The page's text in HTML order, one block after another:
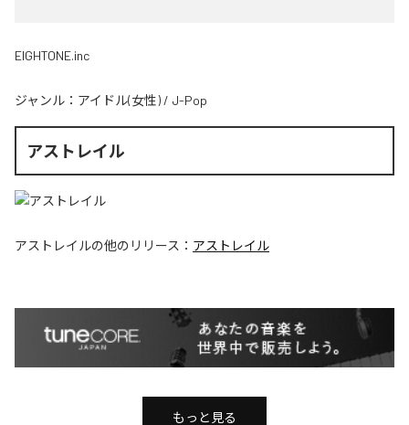
EIGHTONE.inc
ジャンル： アイドル(女性) / J-Pop
アストレイル
アストレイルの他のリリース： アストレイル
もっと見る